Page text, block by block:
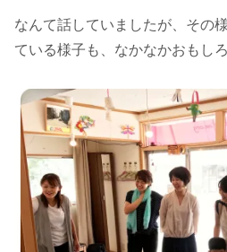
なんて話していましたが、その
ている様子も、なかなかおもし